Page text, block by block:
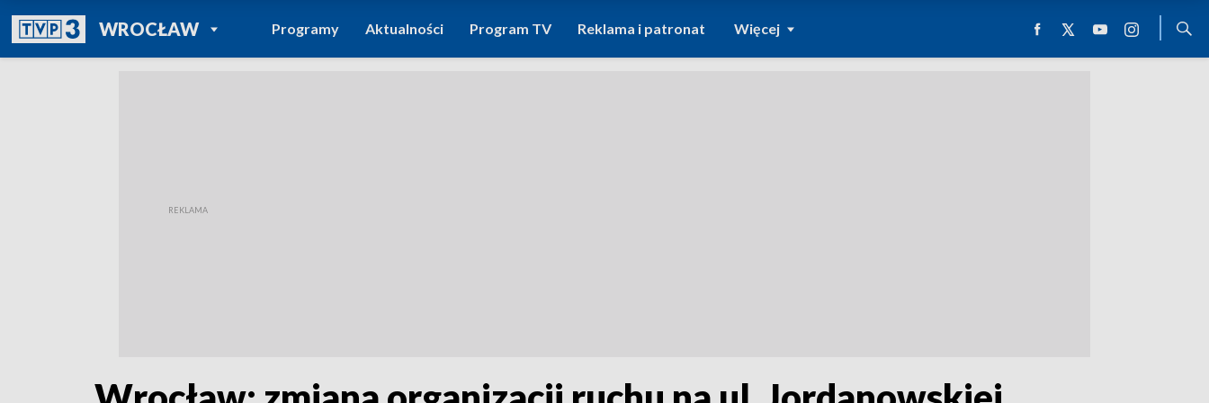
WROCŁAWPOWRÓT DO
TVP REGIONY
Programy Aktualności Program TV Reklama i patronat Więcej